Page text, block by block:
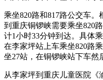
乘坐820路和817路公交车
到重庆铜锣峡需要乘坐820
计1小时33分钟到达。具体
在李家坪站上车乘坐820路
坐27站，在铜锣峡站下车然
从李家坪到重庆儿童医院《